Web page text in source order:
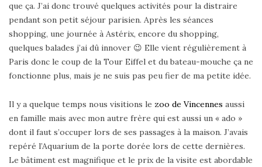
que ça. J’ai donc trouvé quelques activités pour la distraire
pendant son petit séjour parisien. Après les séances
shopping, une journée à Astérix, encore du shopping,
quelques balades j’ai dû innover 😉 Elle vient régulièrement à
Paris donc le coup de la Tour Eiffel et du bateau-mouche ça ne
fonctionne plus, mais je ne suis pas peu fier de ma petite idée.
Il y a quelque temps nous visitions le zoo de Vincennes aussi
en famille mais avec mon autre frère qui est aussi un « ado »
dont il faut s’occuper lors de ses passages à la maison. J’avais
repéré l’Aquarium de la porte dorée lors de cette dernières.
Le bâtiment est magnifique et le prix de la visite est abordable